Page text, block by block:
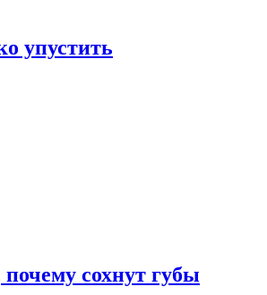
упустить
сохнут губы